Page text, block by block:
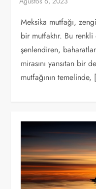
Meksika mutfağı,
bir mutfaktır. Bu renkli
şenlendiren,
mirasını yansıtan bir
mutfağının